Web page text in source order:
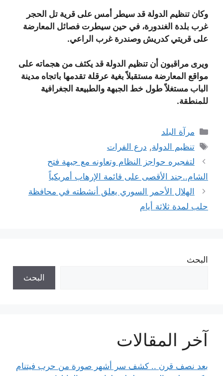
وكان تنظيم الدولة قد سيطر أمس على قرية تل الحجر
غرب بلدة الغندورة، في حين سيطرت فصائل المعارضة
على قريتي كدريش وصندرة غرب الراعي.
ويرى مراقبون أن تنظيم الدولة قد يكثف من هجماته على
مواقع المعارضة مستقبلاً بغية عرقلة تقدمها باتجاه مدينة
الباب مستغلاً طول خط الجبهة والطبيعة الجغرافية
للمنطقة.
التصنيفات
مرآة البلد
الوسوم
تنظيم الدولة, درع الفرات
لتفجيره حواجز النظام وتعاونه مع جبهة فتح
الشام..جند الأقصى على قائمة الإرهاب أمريكياً
الهلال الأحمر السوري يعلق أنشطته في محافظة
حلب لمدة ثلاثة أيام
البحث
البحث
آخر المقالات
بعد نصف قرن .. كشف سر أشهر صورة من حرب فيتنام